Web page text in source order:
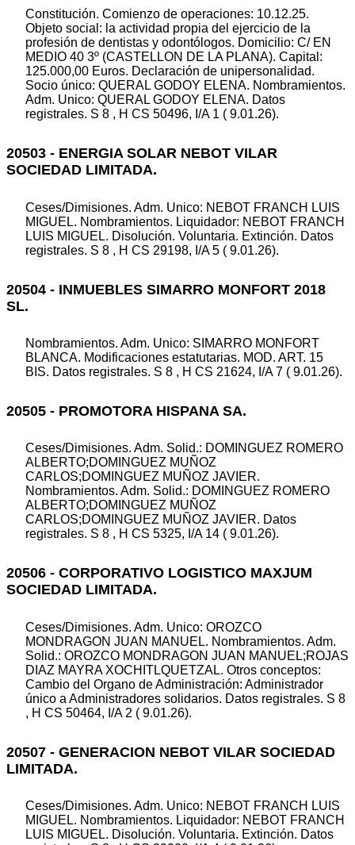
Constitución. Comienzo de operaciones: 10.12.25.
Objeto social: la actividad propia del ejercicio de la
profesión de dentistas y odontólogos. Domicilio: C/ EN
MEDIO 40 3º (CASTELLON DE LA PLANA). Capital:
125.000,00 Euros. Declaración de unipersonalidad.
Socio único: QUERAL GODOY ELENA. Nombramientos.
Adm. Unico: QUERAL GODOY ELENA. Datos
registrales. S 8 , H CS 50496, I/A 1 ( 9.01.26).
20503 - ENERGIA SOLAR NEBOT VILAR
SOCIEDAD LIMITADA.
Ceses/Dimisiones. Adm. Unico: NEBOT FRANCH LUIS
MIGUEL. Nombramientos. Liquidador: NEBOT FRANCH
LUIS MIGUEL. Disolución. Voluntaria. Extinción. Datos
registrales. S 8 , H CS 29198, I/A 5 ( 9.01.26).
20504 - INMUEBLES SIMARRO MONFORT 2018
SL.
Nombramientos. Adm. Unico: SIMARRO MONFORT
BLANCA. Modificaciones estatutarias. MOD. ART. 15
BIS. Datos registrales. S 8 , H CS 21624, I/A 7 ( 9.01.26).
20505 - PROMOTORA HISPANA SA.
Ceses/Dimisiones. Adm. Solid.: DOMINGUEZ ROMERO
ALBERTO;DOMINGUEZ MUÑOZ
CARLOS;DOMINGUEZ MUÑOZ JAVIER.
Nombramientos. Adm. Solid.: DOMINGUEZ ROMERO
ALBERTO;DOMINGUEZ MUÑOZ
CARLOS;DOMINGUEZ MUÑOZ JAVIER. Datos
registrales. S 8 , H CS 5325, I/A 14 ( 9.01.26).
20506 - CORPORATIVO LOGISTICO MAXJUM
SOCIEDAD LIMITADA.
Ceses/Dimisiones. Adm. Unico: OROZCO
MONDRAGON JUAN MANUEL. Nombramientos. Adm.
Solid.: OROZCO MONDRAGON JUAN MANUEL;ROJAS
DIAZ MAYRA XOCHITLQUETZAL. Otros conceptos:
Cambio del Organo de Administración: Administrador
único a Administradores solidarios. Datos registrales. S 8
, H CS 50464, I/A 2 ( 9.01.26).
20507 - GENERACION NEBOT VILAR SOCIEDAD
LIMITADA.
Ceses/Dimisiones. Adm. Unico: NEBOT FRANCH LUIS
MIGUEL. Nombramientos. Liquidador: NEBOT FRANCH
LUIS MIGUEL. Disolución. Voluntaria. Extinción. Datos